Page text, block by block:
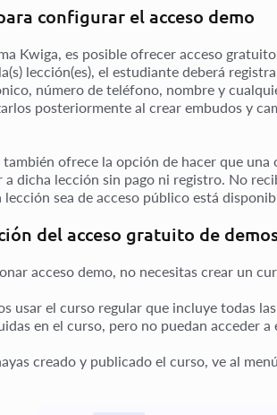
configurar el acceso demo
Kwiga, es posible ofrecer acceso
lección(es), el estudiante deberá
número de teléfono, nombre y
posteriormente al crear embudos y
ofrece la opción de hacer que
a dicha lección sin pago ni registro. No
lección sea de acceso público está
del acceso gratuito de
acceso demo, no necesitas crear un
usar el curso regular que incluye todas
en el curso, pero no puedan acceder a
creado y publicado el curso, ve al menú